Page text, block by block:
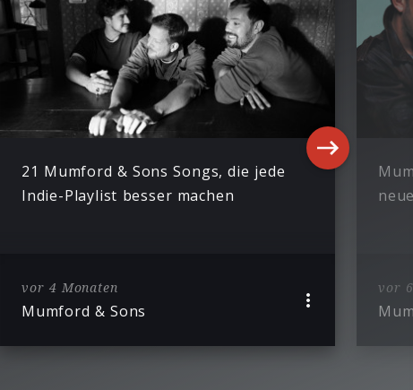
21 Mumford & Sons Songs, die jede
Indie-Playlist besser machen
vor 4 Monaten
Mumford & Sons
vor